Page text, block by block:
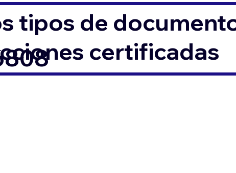
tipos de
certificadas